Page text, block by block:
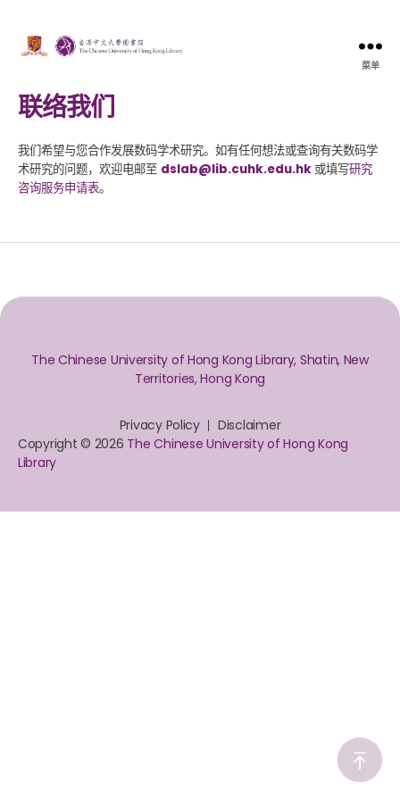
菜单
联络我们
我们希望与您合作发展数码学术研究。如有任何想法或查询有关数码学
术研究的问题，欢迎电邮至 dslab@lib.cuhk.edu.hk 或填写研究
咨询服务申请表。
The Chinese University of Hong Kong Library, Shatin, New
Territories, Hong Kong
Privacy Policy
Disclaimer
Copyright © 2026 The Chinese University of Hong Kong
Library